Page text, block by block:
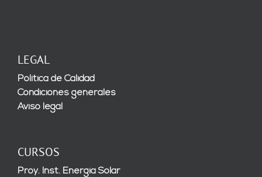
LEGAL
Política de Calidad
Condiciones generales
Aviso legal
CURSOS
Proy. Inst. Energía Solar